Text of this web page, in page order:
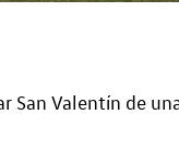
San Valentín de